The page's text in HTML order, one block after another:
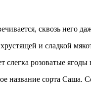
сквозь него
и сладкой
розоватые ягоды
название сорта